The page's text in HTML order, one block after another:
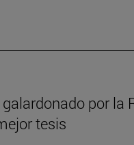
por la
tesis